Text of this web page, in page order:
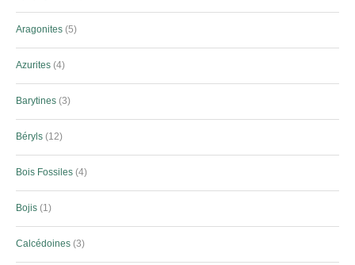
Aragonites 5
Azurites 4
Barytines 3
Béryls 12
Bois Fossiles 4
Bojis 1
Calcédoines 3